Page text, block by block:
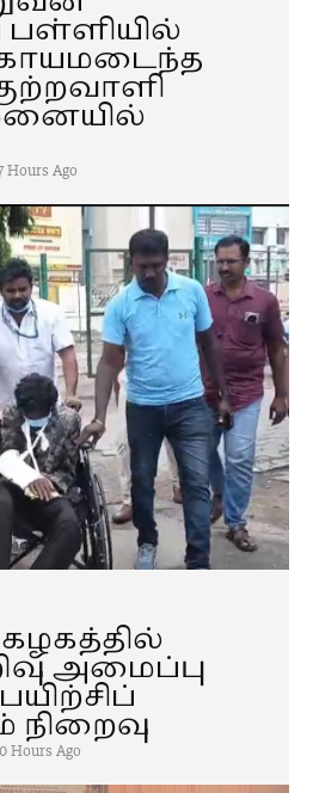
பள்ளியில்
Hours Ago
அமைப்பு
நிறைவு
Hours Ago